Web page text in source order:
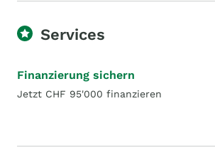
Services
Finanzierung sichern
Jetzt CHF 95'000 finanzieren